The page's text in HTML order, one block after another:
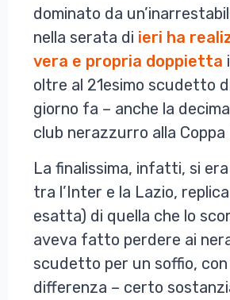
dominato da
nella serata di ieri ha
vera e propria doppietta
oltre al 21esimo scudetto
giorno fa – anche la
club nerazzurro alla Coppa
La finalissima, infatti, si
tra l’Inter e la Lazio,
esatta) di quella che lo
aveva fatto perdere ai
scudetto per un soffio, con
differenza – certo